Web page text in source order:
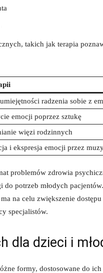
takich jak terapia
radzenia sobie z
emocji poprzez sztukę
więzi rodzinnych
i ekspresja emocji przez
problemów zdrowia
do potrzeb młodych
na celu zwiększenie
specjalistów.
dla dzieci i
formy, dostosowane do